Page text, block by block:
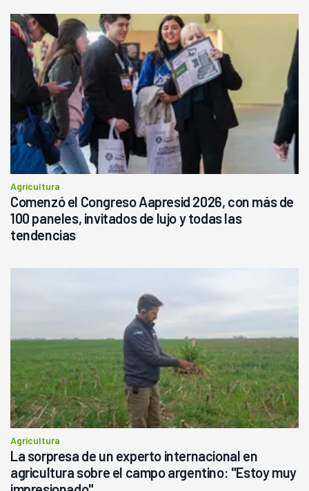
Agricultura
Comenzó el Congreso Aapresid 2026, con más de
100 paneles, invitados de lujo y todas las
tendencias
Agricultura
La sorpresa de un experto internacional en
agricultura sobre el campo argentino: "Estoy muy